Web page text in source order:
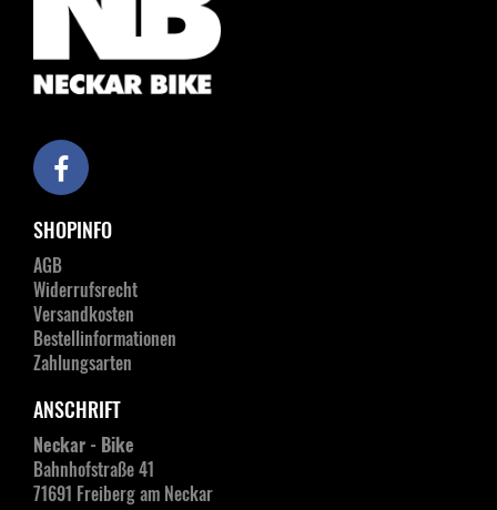
SHOPINFO
AGB
Widerrufsrecht
Versandkosten
Bestellinformationen
Zahlungsarten
ANSCHRIFT
Neckar - Bike
Bahnhofstraße 41
71691 Freiberg am Neckar